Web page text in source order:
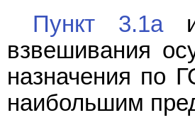
Пункт 3.1а
взвешивания
назначения по
наибольшим